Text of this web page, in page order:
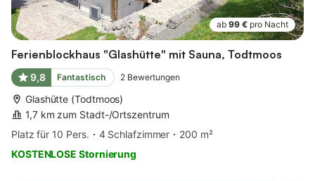
ab 99 € pro Nacht
Ferienblockhaus "Glashütte" mit Sauna, Todtmoos
9,8 Fantastisch 2 Bewertungen
Glashütte (Todtmoos)
1,7 km zum Stadt-/Ortszentrum
Platz für 10 Pers.
4 Schlafzimmer
200 m²
KOSTENLOSE Stornierung